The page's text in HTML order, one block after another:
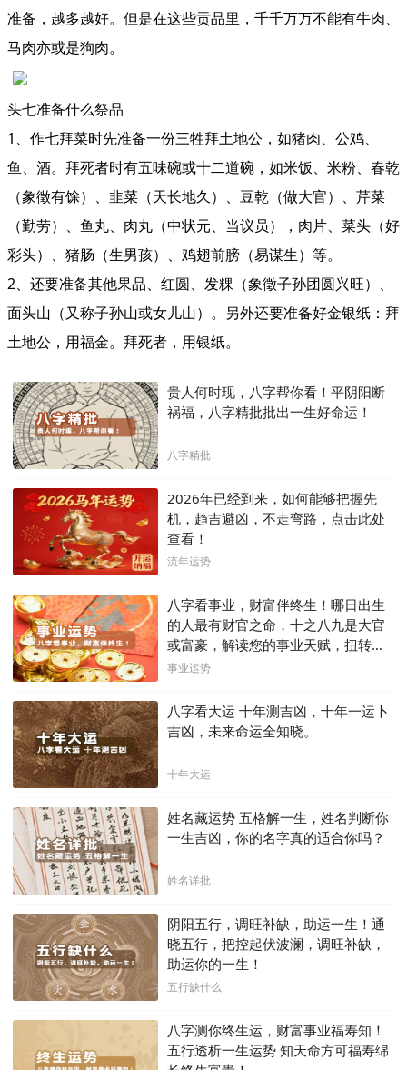
准备，越多越好。但是在这些贡品里，千千万万不能有牛肉、
马肉亦或是狗肉。
头七准备什么祭品
1、作七拜菜时先准备一份三牲拜土地公，如猪肉、公鸡、
鱼、酒。拜死者时有五味碗或十二道碗，如米饭、米粉、春乾
（象徵有馀）、韭菜（天长地久）、豆乾（做大官）、芹菜
（勤劳）、鱼丸、肉丸（中状元、当议员），肉片、菜头（好
彩头）、猪肠（生男孩）、鸡翅前膀（易谋生）等。
2、还要准备其他果品、红圆、发粿（象徵子孙团圆兴旺）、
面头山（又称子孙山或女儿山）。另外还要准备好金银纸：拜
土地公，用福金。拜死者，用银纸。
贵人何时现，八字帮你看！平阴阳断
祸福，八字精批批出一生好命运！
八字精批
2026年已经到来，如何能够把握先
机，趋吉避凶，不走弯路，点击此处
查看！
流年运势
八字看事业，财富伴终生！哪日出生
的人最有财官之命，十之八九是大官
或富豪，解读您的事业天赋，扭转当
下不利困局！！
事业运势
八字看大运 十年测吉凶，十年一运卜
吉凶，未来命运全知晓。
十年大运
姓名藏运势 五格解一生，姓名判断你
一生吉凶，你的名字真的适合你吗？
姓名详批
阴阳五行，调旺补缺，助运一生！通
晓五行，把控起伏波澜，调旺补缺，
助运你的一生！
五行缺什么
八字测你终生运，财富事业福寿知！
五行透析一生运势 知天命方可福寿绵